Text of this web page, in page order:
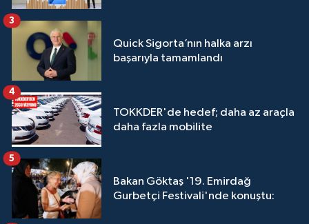
Quick Sigorta’nın halka arzı
başarıyla tamamlandı
3
TOKKDER'de hedef; daha az araçla
daha fazla mobilite
4
Bakan Göktaş '19. Emirdağ
Gurbetçi Festivali'nde konuştu:
5